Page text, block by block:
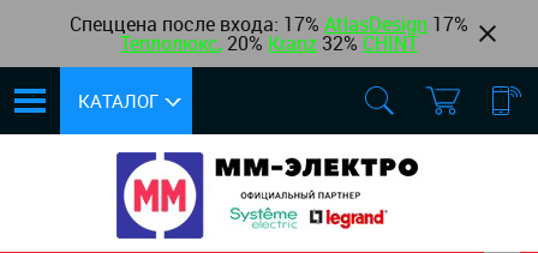
Спеццена после входа: 17% AtlasDesign 17%
Теплолюкс, 20% Kranz 32% CHINT
КАТАЛОГ